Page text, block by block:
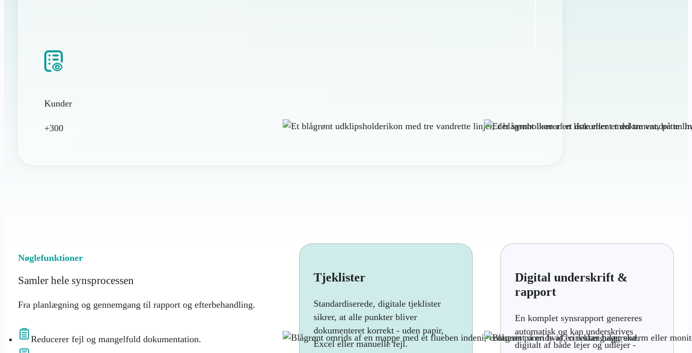
Kunder
+300
Nøglefunktioner
Samler hele synsprocessen
Fra planlægning og gennemgang til rapport og efterbehandling.
Reducerer fejl og mangelfuld dokumentation.
Tjeklister
Standardiserede, digitale tjeklister
sikrer, at alle punkter bliver
dokumenteret korrekt - uden papir,
Excel eller manuelle fejl.
Digital underskrift &
rapport
En komplet synsrapport genereres
automatisk og kan underskrives
digitalt af både lejer og udlejer -